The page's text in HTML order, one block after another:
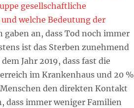
gesellschaftliche
welche Bedeutung der
gaben an, dass Tod noch immer
ist das Sterben zunehmend
Jahr 2019, dass fast die
im Krankenhaus und 20 %
den direkten Kontakt
dass immer weniger Familien